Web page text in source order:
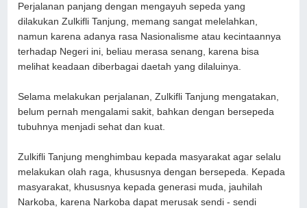
Perjalanan panjang dengan mengayuh sepeda yang
dilakukan Zulkifli Tanjung, memang sangat melelahkan,
namun karena adanya rasa Nasionalisme atau kecintaannya
terhadap Negeri ini, beliau merasa senang, karena bisa
melihat keadaan diberbagai daetah yang dilaluinya.
Selama melakukan perjalanan, Zulkifli Tanjung mengatakan,
belum pernah mengalami sakit, bahkan dengan bersepeda
tubuhnya menjadi sehat dan kuat.
Zulkifli Tanjung menghimbau kepada masyarakat agar selalu
melakukan olah raga, khususnya dengan bersepeda. Kepada
masyarakat, khususnya kepada generasi muda, jauhilah
Narkoba, karena Narkoba dapat merusak sendi - sendi